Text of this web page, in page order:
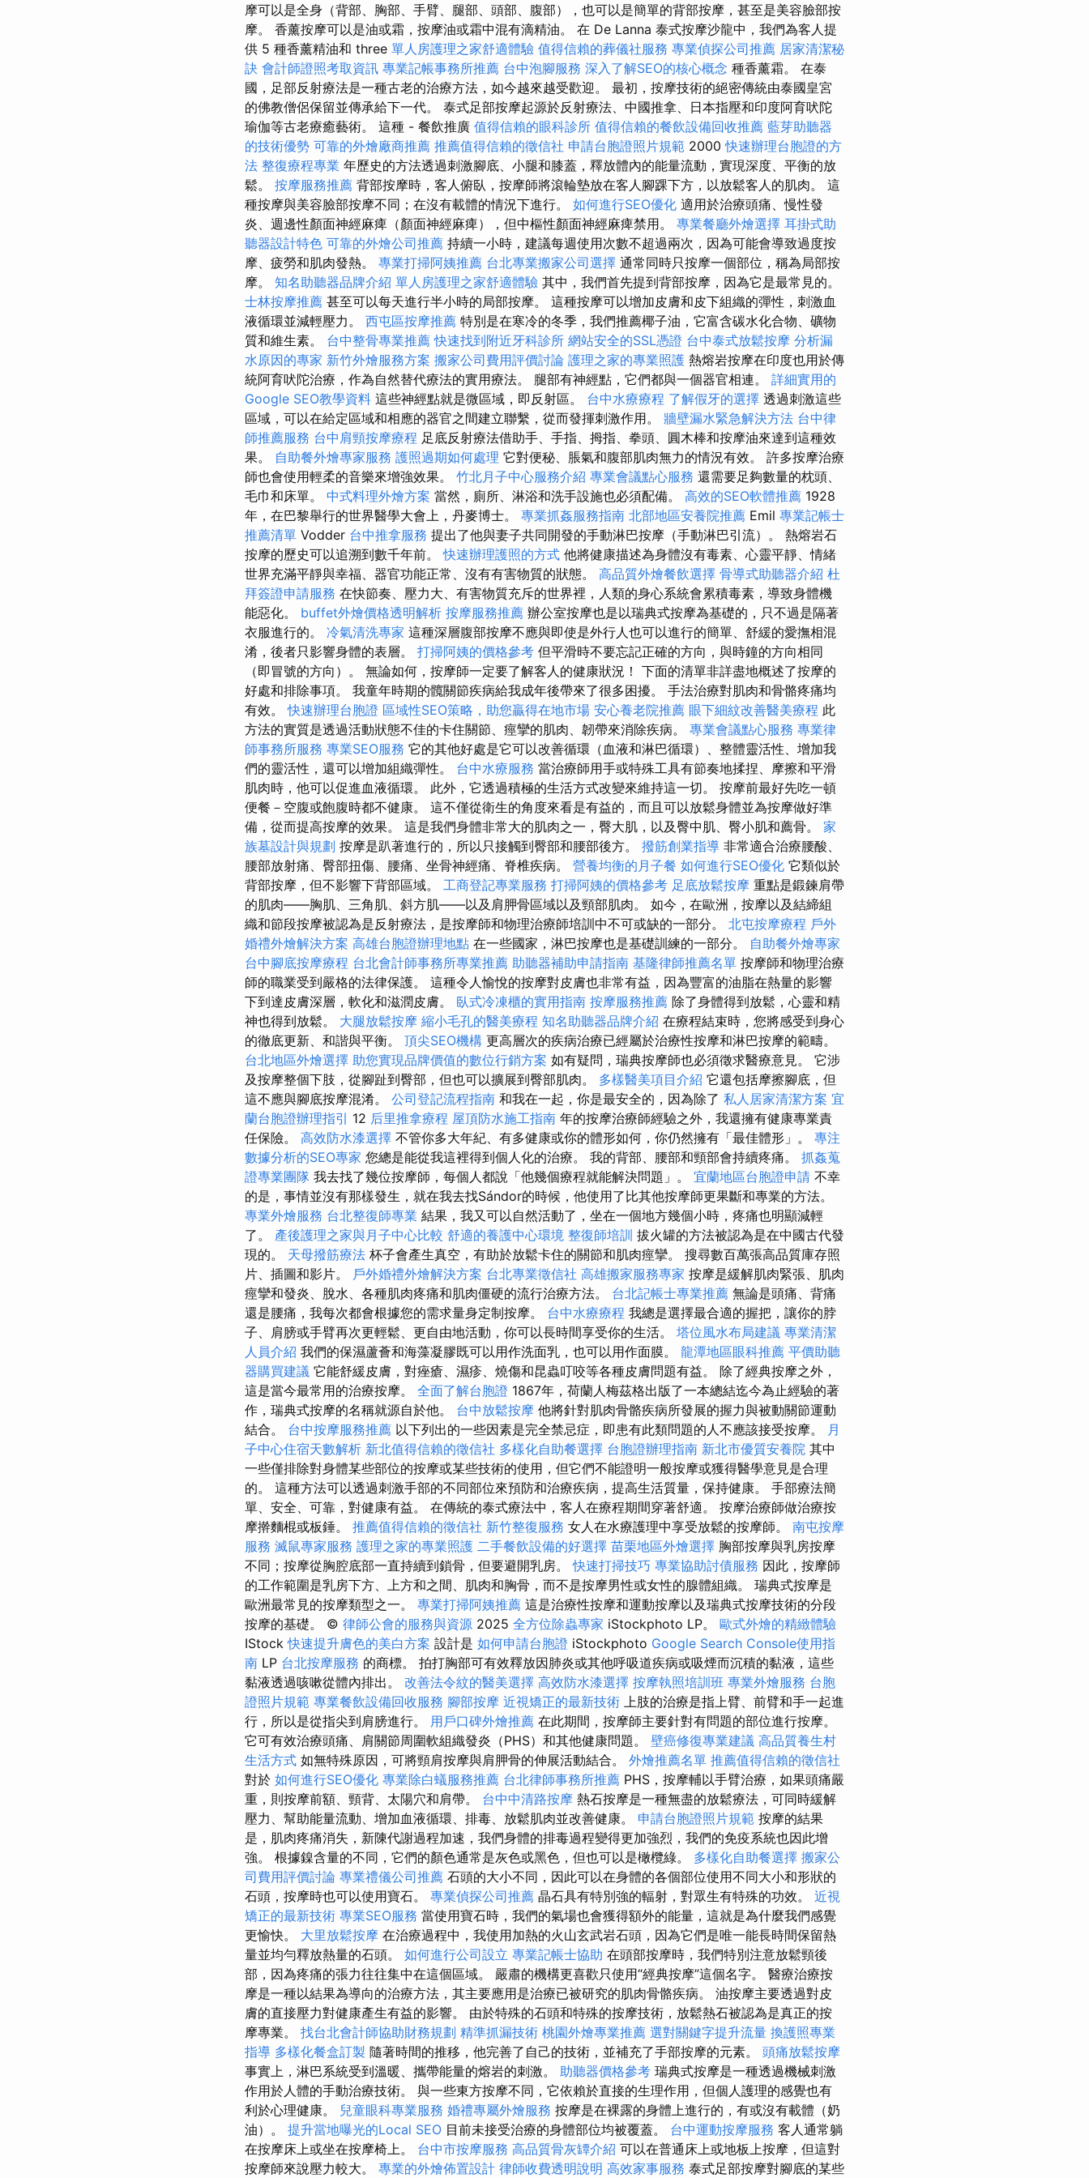
摩可以是全身（背部、胸部、手臂、腿部、頭部、腹部），也可以是簡單的背部按摩，甚至是美容臉部按
摩。 香薰按摩可以是油或霜，按摩油或霜中混有滴精油。 在 De Lanna 泰式按摩沙龍中，我們為客人提
供 5 種香薰精油和 three 單人房護理之家舒適體驗 值得信賴的葬儀社服務 專業偵探公司推薦 居家清潔秘
訣 會計師證照考取資訊 專業記帳事務所推薦 台中泡腳服務 深入了解SEO的核心概念 種香薰霜。 在泰
國，足部反射療法是一種古老的治療方法，如今越來越受歡迎。 最初，按摩技術的絕密傳統由泰國皇宮
的佛教僧侶保留並傳承給下一代。 泰式足部按摩起源於反射療法、中國推拿、日本指壓和印度阿育吠陀
瑜伽等古老療癒藝術。 這種 - 餐飲推廣 值得信賴的眼科診所 值得信賴的餐飲設備回收推薦 藍芽助聽器
的技術優勢 可靠的外燴廠商推薦 推薦值得信賴的徵信社 申請台胞證照片規範 2000快速辦理台胞證的方
法 整復療程專業 年歷史的方法透過刺激腳底、小腿和膝蓋，釋放體內的能量流動，實現深度、平衡的放
鬆。 按摩服務推薦 背部按摩時，客人俯臥，按摩師將滾輪墊放在客人腳踝下方，以放鬆客人的肌肉。 這
種按摩與美容臉部按摩不同；在沒有載體的情況下進行。 如何進行SEO優化 適用於治療頭痛、慢性發
炎、週邊性顏面神經麻痺（顏面神經麻痺），但中樞性顏面神經麻痺禁用。 專業餐廳外燴選擇 耳掛式助
聽器設計特色 可靠的外燴公司推薦 持續一小時，建議每週使用次數不超過兩次，因為可能會導致過度按
摩、疲勞和肌肉發熱。 專業打掃阿姨推薦 台北專業搬家公司選擇 通常同時只按摩一個部位，稱為局部按
摩。 知名助聽器品牌介紹 單人房護理之家舒適體驗 其中，我們首先提到背部按摩，因為它是最常見的。
士林按摩推薦 甚至可以每天進行半小時的局部按摩。 這種按摩可以增加皮膚和皮下組織的彈性，刺激血
液循環並減輕壓力。 西屯區按摩推薦 特別是在寒冷的冬季，我們推薦椰子油，它富含碳水化合物、礦物
質和維生素。 台中整骨專業推薦 快速找到附近牙科診所 網站安全的SSL憑證 台中泰式放鬆按摩 分析漏
水原因的專家 新竹外燴服務方案 搬家公司費用評價討論 護理之家的專業照護 熱熔岩按摩在印度也用於傳
統阿育吠陀治療，作為自然替代療法的實用療法。 腿部有神經點，它們都與一個器官相連。 詳細實用的
Google SEO教學資料 這些神經點就是微區域，即反射區。 台中水療療程 了解假牙的選擇 透過刺激這些
區域，可以在給定區域和相應的器官之間建立聯繫，從而發揮刺激作用。 牆壁漏水緊急解決方法 台中律
師推薦服務 台中肩頸按摩療程 足底反射療法借助手、手指、拇指、拳頭、圓木棒和按摩油來達到這種效
果。 自助餐外燴專家服務 護照過期如何處理 它對便秘、脹氣和腹部肌肉無力的情況有效。 許多按摩治療
師也會使用輕柔的音樂來增強效果。 竹北月子中心服務介紹 專業會議點心服務 還需要足夠數量的枕頭、
毛巾和床單。 中式料理外燴方案 當然，廁所、淋浴和洗手設施也必須配備。 高效的SEO軟體推薦 1928
年，在巴黎舉行的世界醫學大會上，丹麥博士。 專業抓姦服務指南 北部地區安養院推薦 Emil 專業記帳士
推薦清單 Vodder 台中推拿服務 提出了他與妻子共同開發的手動淋巴按摩（手動淋巴引流）。 熱熔岩石
按摩的歷史可以追溯到數千年前。快速辦理護照的方式 他將健康描述為身體沒有毒素、心靈平靜、情緒
世界充滿平靜與幸福、器官功能正常、沒有有害物質的狀態。 高品質外燴餐飲選擇 骨導式助聽器介紹 杜
拜簽證申請服務 在快節奏、壓力大、有害物質充斥的世界裡，人類的身心系統會累積毒素，導致身體機
能惡化。 buffet外燴價格透明解析 按摩服務推薦 辦公室按摩也是以瑞典式按摩為基礎的，只不過是隔著
衣服進行的。 冷氣清洗專家 這種深層腹部按摩不應與即使是外行人也可以進行的簡單、舒緩的愛撫相混
淆，後者只影響身體的表層。 打掃阿姨的價格參考 但平滑時不要忘記正確的方向，與時鐘的方向相同
（即冒號的方向）。 無論如何，按摩師一定要了解客人的健康狀況！ 下面的清單非詳盡地概述了按摩的
好處和排除事項。 我童年時期的髖關節疾病給我成年後帶來了很多困擾。 手法治療對肌肉和骨骼疼痛均
有效。快速辦理台胞證 區域性SEO策略，助您贏得在地市場 安心養老院推薦 眼下細紋改善醫美療程 此
方法的實質是透過活動狀態不佳的卡住關節、痙攣的肌肉、韌帶來消除疾病。 專業會議點心服務 專業律
師事務所服務 專業SEO服務 它的其他好處是它可以改善循環（血液和淋巴循環）、整體靈活性、增加我
們的靈活性，還可以增加組織彈性。 台中水療服務 當治療師用手或特殊工具有節奏地揉捏、摩擦和平滑
肌肉時，他可以促進血液循環。 此外，它透過積極的生活方式改變來維持這一切。 按摩前最好先吃一頓
便餐－空腹或飽腹時都不健康。 這不僅從衛生的角度來看是有益的，而且可以放鬆身體並為按摩做好準
備，從而提高按摩的效果。 這是我們身體非常大的肌肉之一，臀大肌，以及臀中肌、臀小肌和薦骨。 家
族墓設計與規劃 按摩是趴著進行的，所以只接觸到臀部和腰部後方。 撥筋創業指導 非常適合治療腰酸、
腰部放射痛、臀部扭傷、腰痛、坐骨神經痛、脊椎疾病。 營養均衡的月子餐 如何進行SEO優化 它類似於
背部按摩，但不影響下背部區域。 工商登記專業服務 打掃阿姨的價格參考 足底放鬆按摩 重點是鍛鍊肩帶
的肌肉——胸肌、三角肌、斜方肌——以及肩胛骨區域以及頸部肌肉。 如今，在歐洲，按摩以及結締組
織和節段按摩被認為是反射療法，是按摩師和物理治療師培訓中不可或缺的一部分。 北屯按摩療程 戶外
婚禮外燴解決方案 高雄台胞證辦理地點 在一些國家，淋巴按摩也是基礎訓練的一部分。 自助餐外燴專家
台中腳底按摩療程 台北會計師事務所專業推薦 助聽器補助申請指南 基隆律師推薦名單 按摩師和物理治療
師的職業受到嚴格的法律保護。 這種令人愉悅的按摩對皮膚也非常有益，因為豐富的油脂在熱量的影響
下到達皮膚深層，軟化和滋潤皮膚。 臥式冷凍櫃的實用指南 按摩服務推薦 除了身體得到放鬆，心靈和精
神也得到放鬆。 大腿放鬆按摩 縮小毛孔的醫美療程 知名助聽器品牌介紹 在療程結束時，您將感受到身心
的徹底更新、和諧與平衡。 頂尖SEO機構 更高層次的疾病治療已經屬於治療性按摩和淋巴按摩的範疇。
台北地區外燴選擇 助您實現品牌價值的數位行銷方案 如有疑問，瑞典按摩師也必須徵求醫療意見。 它涉
及按摩整個下肢，從腳趾到臀部，但也可以擴展到臀部肌肉。 多樣醫美項目介紹 它還包括摩擦腳底，但
這不應與腳底按摩混淆。 公司登記流程指南 和我在一起，你是最安全的，因為除了 私人居家清潔方案 宜
蘭台胞證辦理指引 12 后里推拿療程 屋頂防水施工指南 年的按摩治療師經驗之外，我還擁有健康專業責
任保險。 高效防水漆選擇 不管你多大年紀、有多健康或你的體形如何，你仍然擁有「最佳體形」。 專注
數據分析的SEO專家 您總是能從我這裡得到個人化的治療。 我的背部、腰部和頸部會持續疼痛。 抓姦蒐
證專業團隊 我去找了幾位按摩師，每個人都說「他幾個療程就能解決問題」。 宜蘭地區台胞證申請 不幸
的是，事情並沒有那樣發生，就在我去找Sándor的時候，他使用了比其他按摩師更果斷和專業的方法。
專業外燴服務 台北整復師專業 結果，我又可以自然活動了，坐在一個地方幾個小時，疼痛也明顯減輕
了。 產後護理之家與月子中心比較 舒適的養護中心環境 整復師培訓 拔火罐的方法被認為是在中國古代發
現的。 天母撥筋療法 杯子會產生真空，有助於放鬆卡住的關節和肌肉痙攣。 搜尋數百萬張高品質庫存照
片、插圖和影片。 戶外婚禮外燴解決方案 台北專業徵信社 高雄搬家服務專家 按摩是緩解肌肉緊張、肌肉
痙攣和發炎、脫水、各種肌肉疼痛和肌肉僵硬的流行治療方法。 台北記帳士專業推薦 無論是頭痛、背痛
還是腰痛，我每次都會根據您的需求量身定制按摩。 台中水療療程 我總是選擇最合適的握把，讓你的脖
子、肩膀或手臂再次更輕鬆、更自由地活動，你可以長時間享受你的生活。 塔位風水布局建議 專業清潔
人員介紹 我們的保濕蘆薈和海藻凝膠既可以用作洗面乳，也可以用作面膜。 龍潭地區眼科推薦 平價助聽
器購買建議 它能舒緩皮膚，對痤瘡、濕疹、燒傷和昆蟲叮咬等各種皮膚問題有益。 除了經典按摩之外，
這是當今最常用的治療按摩。 全面了解台胞證 1867年，荷蘭人梅茲格出版了一本總結迄今為止經驗的著
作，瑞典式按摩的名稱就源自於他。 台中放鬆按摩 他將針對肌肉骨骼疾病所發展的握力與被動關節運動
結合。 台中按摩服務推薦 以下列出的一些因素是完全禁忌症，即患有此類問題的人不應該接受按摩。
月
子中心住宿天數解析 新北值得信賴的徵信社 多樣化自助餐選擇 台胞證辦理指南 新北市優質安養院 其中
一些僅排除對身體某些部位的按摩或某些技術的使用，但它們不能證明一般按摩或獲得醫學意見是合理
的。 這種方法可以透過刺激手部的不同部位來預防和治療疾病，提高生活質量，保持健康。 手部療法簡
單、安全、可靠，對健康有益。 在傳統的泰式療法中，客人在療程期間穿著舒適。 按摩治療師做治療按
摩擀麵棍或板錘。 推薦值得信賴的徵信社 新竹整復服務 女人在水療護理中享受放鬆的按摩師。 南屯按摩
服務 滅鼠專家服務 護理之家的專業照護 二手餐飲設備的好選擇 苗栗地區外燴選擇 胸部按摩與乳房按摩
不同；按摩從胸腔底部一直持續到鎖骨，但要避開乳房。快速打掃技巧 專業協助討債服務 因此，按摩師
的工作範圍是乳房下方、上方和之間、肌肉和胸骨，而不是按摩男性或女性的腺體組織。 瑞典式按摩是
歐洲最常見的按摩類型之一。 專業打掃阿姨推薦 這是治療性按摩和運動按摩以及瑞典式按摩技術的分段
按摩的基礎。 © 律師公會的服務與資源 2025 全方位除蟲專家 iStockphoto LP。 歐式外燴的精緻體驗
IStock快速提升膚色的美白方案 設計是 如何申請台胞證 iStockphoto Google Search Console使用指
南 LP 台北按摩服務 的商標。 拍打胸部可有效釋放因肺炎或其他呼吸道疾病或吸煙而沉積的黏液，這些
黏液透過咳嗽從體內排出。 改善法令紋的醫美選擇 高效防水漆選擇 按摩執照培訓班 專業外燴服務 台胞
證照片規範 專業餐飲設備回收服務 腳部按摩 近視矯正的最新技術 上肢的治療是指上臂、前臂和手一起進
行，所以是從指尖到肩膀進行。 用戶口碑外燴推薦 在此期間，按摩師主要針對有問題的部位進行按摩。
它可有效治療頭痛、肩關節周圍軟組織發炎（PHS）和其他健康問題。 壁癌修復專業建議 高品質養生村
生活方式 如無特殊原因，可將頸肩按摩與肩胛骨的伸展活動結合。 外燴推薦名單 推薦值得信賴的徵信社
對於 如何進行SEO優化 專業除白蟻服務推薦 台北律師事務所推薦 PHS，按摩輔以手臂治療，如果頭痛嚴
重，則按摩前額、頸背、太陽穴和肩帶。 台中中清路按摩 熱石按摩是一種無盡的放鬆療法，可同時緩解
壓力、幫助能量流動、增加血液循環、排毒、放鬆肌肉並改善健康。 申請台胞證照片規範 按摩的結果
是，肌肉疼痛消失，新陳代謝過程加速，我們身體的排毒過程變得更加強烈，我們的免疫系統也因此增
強。 根據鎳含量的不同，它們的顏色通常是灰色或黑色，但也可以是橄欖綠。 多樣化自助餐選擇 搬家公
司費用評價討論 專業禮儀公司推薦 石頭的大小不同，因此可以在身體的各個部位使用不同大小和形狀的
石頭，按摩時也可以使用寶石。 專業偵探公司推薦 晶石具有特別強的輻射，對眾生有特殊的功效。 近視
矯正的最新技術 專業SEO服務 當使用寶石時，我們的氣場也會獲得額外的能量，這就是為什麼我們感覺
更愉快。 大里放鬆按摩 在治療過程中，我使用加熱的火山玄武岩石頭，因為它們是唯一能長時間保留熱
量並均勻釋放熱量的石頭。 如何進行公司設立 專業記帳士協助 在頭部按摩時，我們特別注意放鬆頸後
部，因為疼痛的張力往往集中在這個區域。 嚴肅的機構更喜歡只使用“經典按摩”這個名字。 醫療治療按
摩是一種以結果為導向的治療方法，其主要應用是治療已被研究的肌肉骨骼疾病。 油按摩主要透過對皮
膚的直接壓力對健康產生有益的影響。 由於特殊的石頭和特殊的按摩技術，放鬆熱石被認為是真正的按
摩專業。 找台北會計師協助財務規劃 精準抓漏技術 桃園外燴專業推薦 選對關鍵字提升流量 換護照專業
指導 多樣化餐盒訂製 隨著時間的推移，他完善了自己的技術，並補充了手部按摩的元素。 頭痛放鬆按摩
事實上，淋巴系統受到溫暖、攜帶能量的熔岩的刺激。 助聽器價格參考 瑞典式按摩是一種透過機械刺激
作用於人體的手動治療技術。 與一些東方按摩不同，它依賴於直接的生理作用，但個人護理的感覺也有
利於心理健康。 兒童眼科專業服務 婚禮專屬外燴服務 按摩是在裸露的身體上進行的，有或沒有載體（奶
油）。 提升當地曝光的Local SEO 目前未接受治療的身體部位均被覆蓋。 台中運動按摩服務 客人通常躺
在按摩床上或坐在按摩椅上。 台中市按摩服務 高品質骨灰罈介紹 可以在普通床上或地板上按摩，但這對
按摩師來說壓力較大。 專業的外燴佈置設計 律師收費透明說明 高效家事服務 泰式足部按摩對腳底的某些